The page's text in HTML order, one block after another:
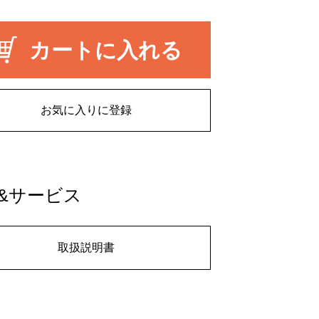
カートに入れる
お気に入りに登録
サービス
取扱説明書